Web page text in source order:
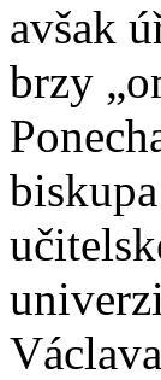
avšak
brzy